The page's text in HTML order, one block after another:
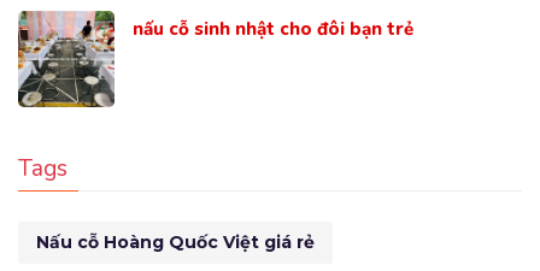
nấu cỗ sinh nhật cho đôi bạn trẻ
Tags
Nấu cỗ Hoàng Quốc Việt giá rẻ